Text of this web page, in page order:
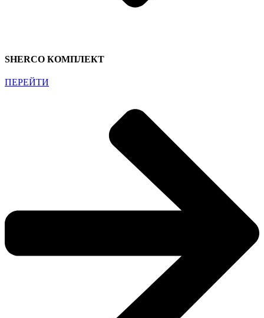
SHERCO КОМПЛЕКТ
ПЕРЕЙТИ